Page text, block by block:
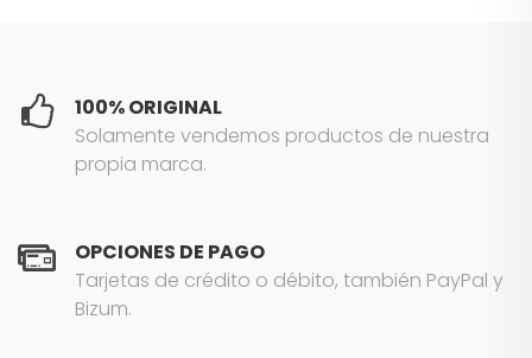
100% ORIGINAL
Solamente vendemos productos de nuestra
propia marca.
OPCIONES DE PAGO
Tarjetas de crédito o débito, también PayPal y
Bizum.